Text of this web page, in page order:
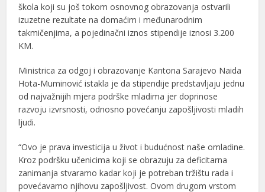
škola koji su još tokom osnovnog obrazovanja ostvarili
izuzetne rezultate na domaćim i međunarodnim
takmičenjima, a pojedinačni iznos stipendije iznosi 3.200
KM.
Ministrica za odgoj i obrazovanje Kantona Sarajevo Naida
Hota-Muminović istakla je da stipendije predstavljaju jednu
od najvažnijih mjera podrške mladima jer doprinose
razvoju izvrsnosti, odnosno povećanju zapošljivosti mladih
ljudi.
“Ovo je prava investicija u život i budućnost naše omladine.
Kroz podršku učenicima koji se obrazuju za deficitarna
zanimanja stvaramo kadar koji je potreban tržištu rada i
povećavamo njihovu zapošljivost. Ovom drugom vrstom